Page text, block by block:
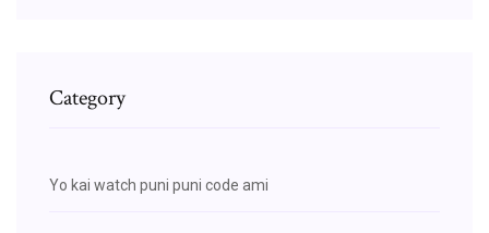
Category
Yo kai watch puni puni code ami